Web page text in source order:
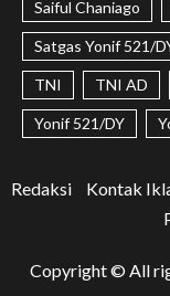
Saiful Chaniago
Satgas Yonif 521/
TNI TNI AD
Yonif 521/DY
Redaksi Kontak
Copyright © All